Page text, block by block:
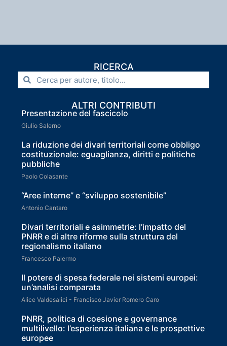
RICERCA
ALTRI CONTRIBUTI
Presentazione del fascicolo
Giulio Salerno
La riduzione dei divari territoriali come obbligo
costituzionale: eguaglianza, diritti e politiche
pubbliche
Paolo Colasante
“Aree interne” e “sviluppo sostenibile”
Antonio Cantaro
Divari territoriali e asimmetrie: l’impatto del
PNRR e di altre riforme sulla struttura del
regionalismo italiano
Francesco Palermo
Il potere di spesa federale nei sistemi europei:
un’analisi comparata
Alice Valdesalici - Francisco Javier Romero Caro
PNRR, politica di coesione e governance
multilivello: l’esperienza italiana e le prospettive
europee